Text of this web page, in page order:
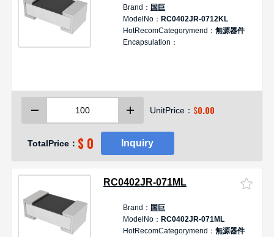
Brand： 国巨
ModelNo： RC0402JR-0712KL
HotRecomCategorymend： 無源器件
Encapsulation：
UnitPrice： $0.00
TotalPrice： $ 0 Inquiry
RC0402JR-071ML
Brand： 国巨
ModelNo： RC0402JR-071ML
HotRecomCategorymend： 無源器件